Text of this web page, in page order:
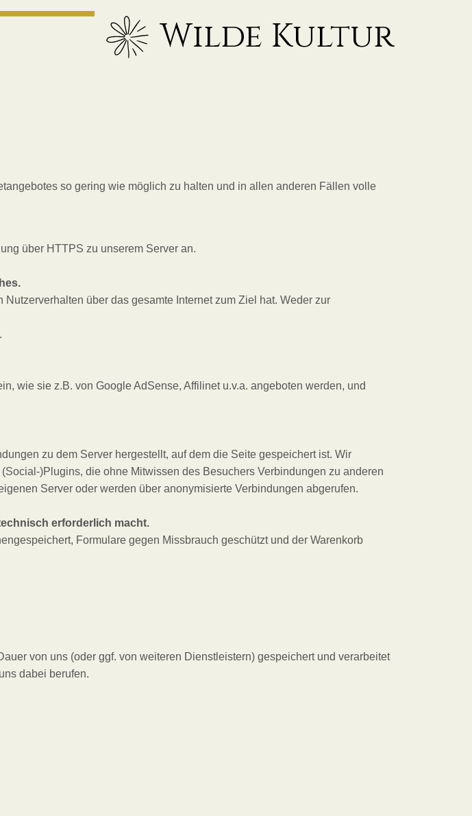
Wilde Kultur
so gering wie möglich zu halten und in allen anderen Fällen volle
über HTTPS zu unserem Server an.
über das gesamte Internet zum Ziel hat. Weder zur
wie sie z.B. von Google AdSense, Affilinet u.v.a. angeboten werden, und
zu dem Server hergestellt, auf dem die Seite gespeichert ist. Wir
)Plugins, die ohne Mitwissen des Besuchers Verbindungen zu anderen
Server oder werden über anonymisierte Verbindungen abgerufen.
erforderlich macht.
Formulare gegen Missbrauch geschützt und der Warenkorb
von uns (oder ggf. von weiteren Dienstleistern) gespeichert und verarbeitet
dabei berufen.